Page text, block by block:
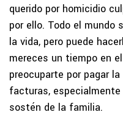
querido por homicidio
por ello. Todo el mundo
la vida, pero puede
mereces un tiempo en
preocuparte por pagar
facturas,
sostén de la familia.